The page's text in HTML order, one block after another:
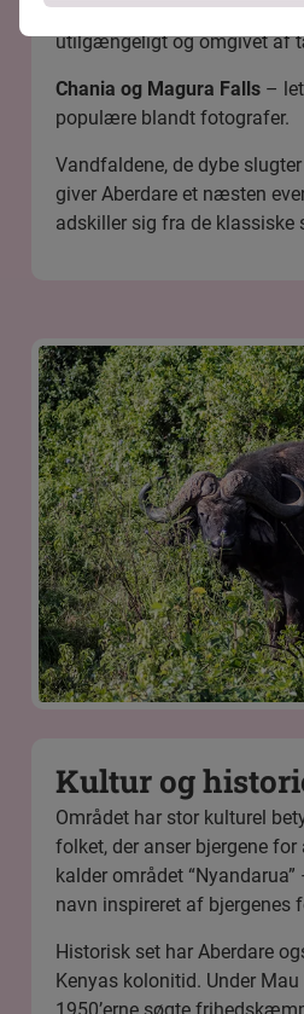
Gura Falls– lige så
utilgængeligt og omgivet af
Chania og Magura Falls –
populære blandt fotografer.
Vandfaldene, de dybe
giver Aberdare et næsten
adskiller sig fra de klassiske
Kultur og
Området har stor kulturel
folket, der anser bjergene
kalder området “Nyandarua”
navn inspireret af bjergenes
Historisk set har Aberdare
Kenyas kolonitid. Under